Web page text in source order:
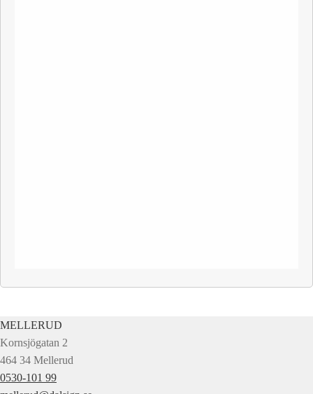
MELLERUD
Kornsjögatan 2
464 34 Mellerud
0530-101 99